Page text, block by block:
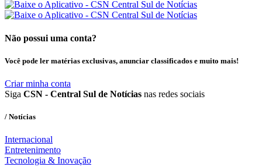
Não possui uma conta?
Você pode ler matérias exclusivas, anunciar classificados e muito mais!
Criar minha conta
Siga CSN - Central Sul de Notícias nas redes sociais
/ Notícias
Internacional
Entretenimento
Tecnologia & Inovação